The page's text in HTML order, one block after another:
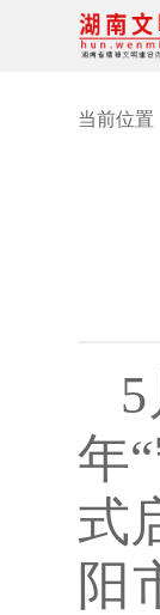
当前位置
年
式
阳